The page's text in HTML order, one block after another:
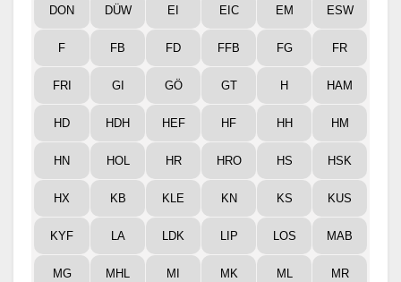
DON DÜW EI EIC EM ESW
F FB FD FFB FG FR
FRI GI GÖ GT H HAM
HD HDH HEF HF HH HM
HN HOL HR HRO HS HSK
HX KB KLE KN KS KUS
KYF LA LDK LIP LOS MAB
MG MHL MI MK ML MR